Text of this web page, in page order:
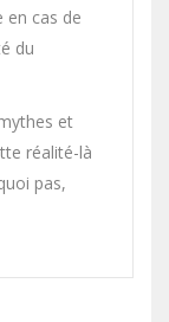
en cas de
du
et
réalité-là
pas,